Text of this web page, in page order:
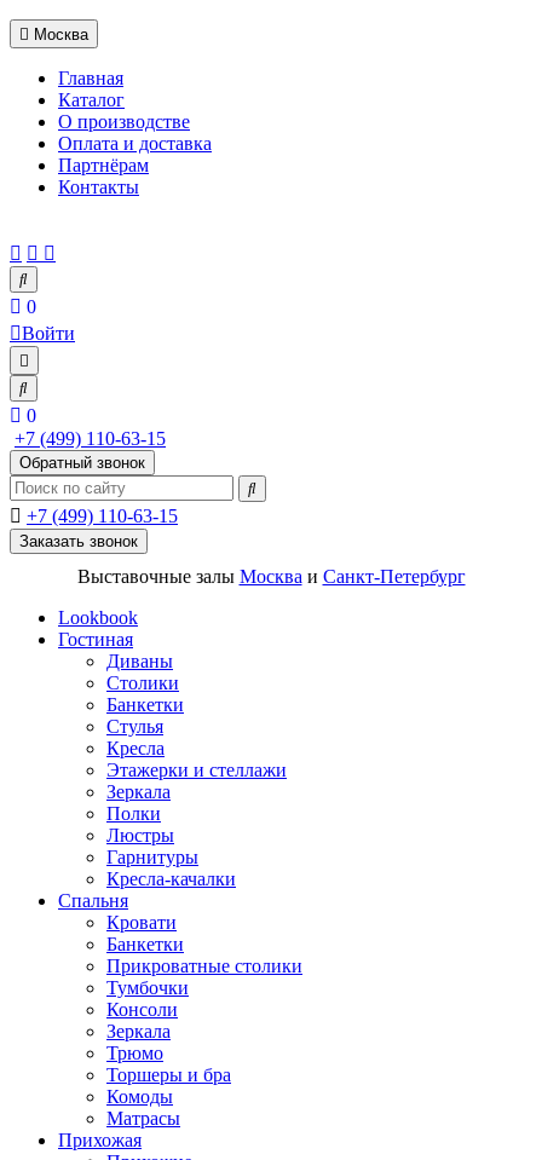
Москва
Главная
Каталог
О производстве
Оплата и доставка
Партнёрам
Контакты
0
Войти
0
+7 (499) 110-63-15
Обратный звонок
+7 (499) 110-63-15
Заказать звонок
Выставочные залы Москва и Санкт-Петербург
Lookbook
Гостиная
Диваны
Столики
Банкетки
Стулья
Кресла
Этажерки и стеллажи
Зеркала
Полки
Люстры
Гарнитуры
Кресла-качалки
Спальня
Кровати
Банкетки
Прикроватные столики
Тумбочки
Консоли
Зеркала
Трюмо
Торшеры и бра
Комоды
Матрасы
Прихожая